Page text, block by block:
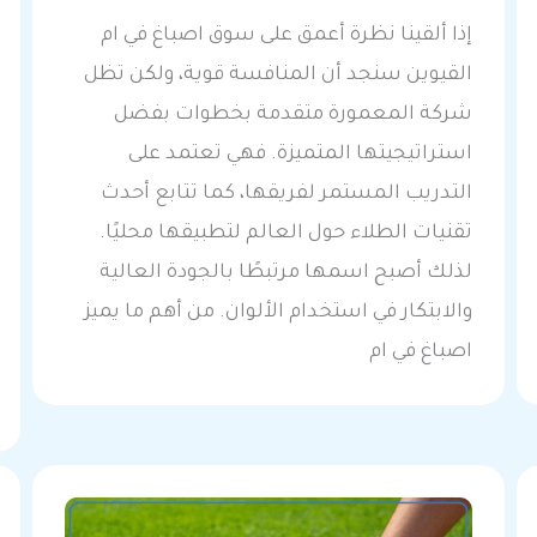
إذا ألقينا نظرة أعمق على سوق اصباغ في ام
القيوين سنجد أن المنافسة قوية، ولكن تظل
شركة المعمورة متقدمة بخطوات بفضل
استراتيجيتها المتميزة. فهي تعتمد على
التدريب المستمر لفريقها، كما تتابع أحدث
تقنيات الطلاء حول العالم لتطبيقها محليًا.
لذلك أصبح اسمها مرتبطًا بالجودة العالية
والابتكار في استخدام الألوان. من أهم ما يميز
اصباغ في ام